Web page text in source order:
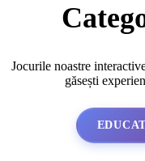
Jocurile noastre
găsești